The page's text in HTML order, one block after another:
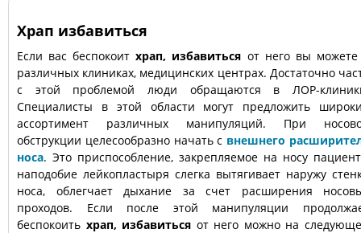
Храп избавиться
Если вас беспокоитхрап, избавиться от него вы
различных клиниках, медицинских центрах. Достаточно
с этой проблемой люди обращаются в ЛОР-
Специалисты в этой области могут предложить
ассортимент различных манипуляций. При
обструкции целесообразно начать с внешнего
носа. Это приспособление, закрепляемое на носу
наподобие лейкопластыря слегка вытягивает наружу
носа, облегчает дыхание за счет расширения
проходов. Если после этой манипуляции
беспокоить храп, избавиться от него можно на